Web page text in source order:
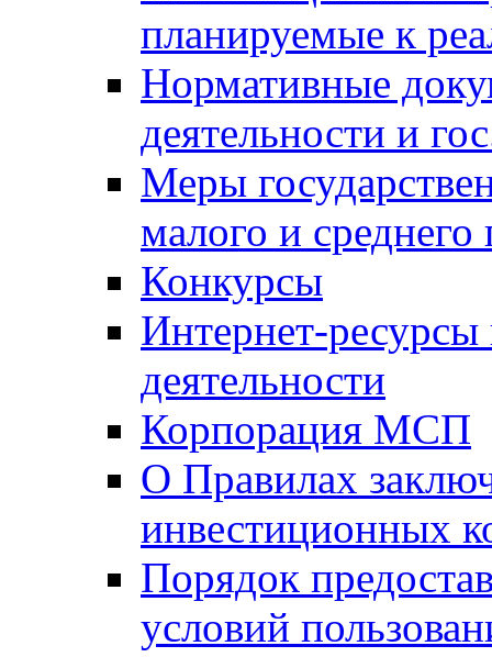
планируемые к
Нормативные
деятельности и
Меры
малого и среднего
Конкурсы
Интернет-
деятельности
Корпорация МСП
О Правилах
инвестиционных
Порядок
условий